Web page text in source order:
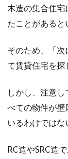
木造の集合住
たことがあると
そのため、「
て賃貸住宅を探
しかし、注意
べての物件が壁
いるわけではな
RC造やSRC造